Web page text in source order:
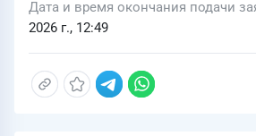
Дата и время окончания подачи
2026 г., 12:49